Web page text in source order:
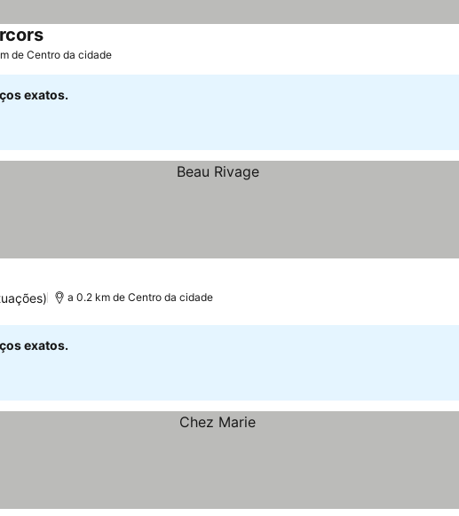
de Centro da cidade
exatos.
a 0.2 km de Centro da cidade
exatos.